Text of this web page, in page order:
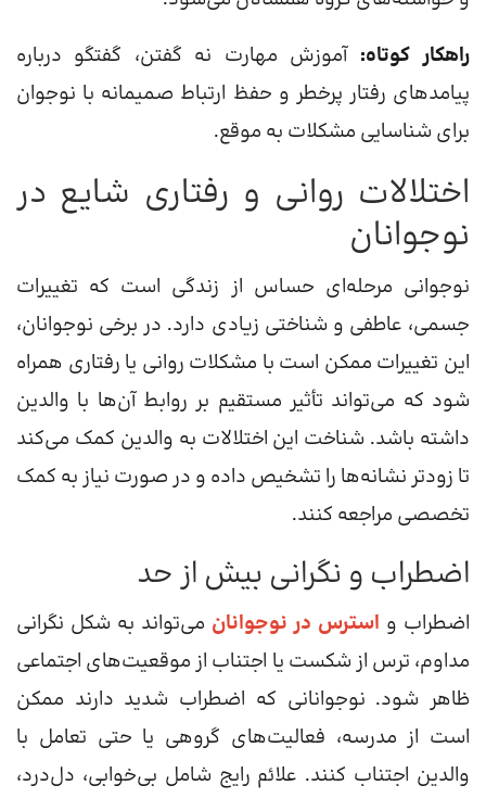
راهکار کوتاه: آموزش مهارت نه گفتن، گفتگو درباره
پیامدهای رفتار پرخطر و حفظ ارتباط صمیمانه با نوجوان
برای شناسایی مشکلات به موقع.
اختلالات روانی و رفتاری شایع در
نوجوانان
نوجوانی مرحله‌ای حساس از زندگی است که تغییرات
جسمی، عاطفی و شناختی زیادی دارد. در برخی نوجوانان،
این تغییرات ممکن است با مشکلات روانی یا رفتاری همراه
شود که می‌تواند تأثیر مستقیم بر روابط آن‌ها با والدین
داشته باشد. شناخت این اختلالات به والدین کمک می‌کند
تا زودتر نشانه‌ها را تشخیص داده و در صورت نیاز به کمک
تخصصی مراجعه کنند.
اضطراب و نگرانی بیش از حد
اضطراب و استرس در نوجوانان می‌تواند به شکل نگرانی
مداوم، ترس از شکست یا اجتناب از موقعیت‌های اجتماعی
ظاهر شود. نوجوانانی که اضطراب شدید دارند ممکن
است از مدرسه، فعالیت‌های گروهی یا حتی تعامل با
والدین اجتناب کنند. علائم رایج شامل بی‌خوابی، دل‌درد،